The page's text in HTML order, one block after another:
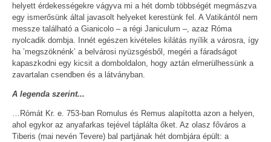
helyett érdekességekre vágyva mi a hét domb többségét megmászva
egy ismerősünk által javasolt helyeket kerestünk fel. A Vatikántól nem
messze található a Gianicolo – a régi Janiculum –, azaz Róma
nyolcadik dombja. Innét egészen kivételes kilátás nyílik a városra, így
ha ’megszöknénk’ a belvárosi nyüzsgésből, megéri a fáradságot
kapaszkodni egy kicsit a domboldalon, hogy aztán elmerülhessünk a
zavartalan csendben és a látványban.
A legenda szerint...
…Rómát Kr. e. 753-ban Romulus és Remus alapította azon a helyen,
ahol egykor az anyafarkas tejével táplálta őket. Az olasz főváros a
Tiberis (mai nevén Tevere) bal partjának hét dombjára épült: a